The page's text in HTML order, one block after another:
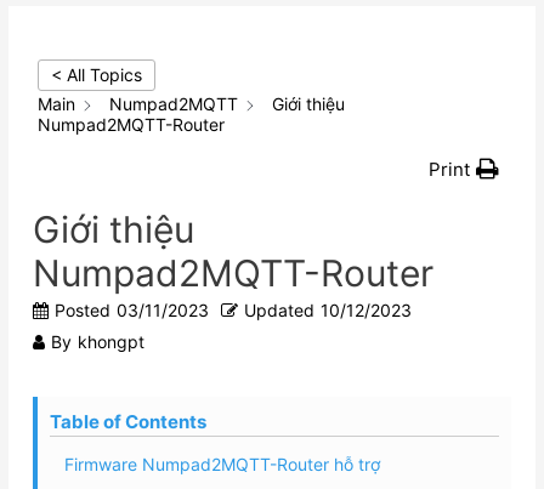
< All Topics
Main
Numpad2MQTT
Giới thiệu
Numpad2MQTT-Router
Print
Giới thiệu
Numpad2MQTT-Router
Posted 03/11/2023 Updated 10/12/2023
By khongpt
Table of Contents
Firmware Numpad2MQTT-Router hỗ trợ